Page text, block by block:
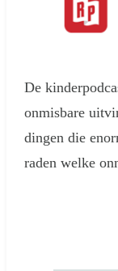
De
onmisbare
dingen die
raden welke